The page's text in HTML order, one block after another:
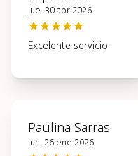
jue. 30 abr 2026
Excelente servicio
Paulina Sarras
lun. 26 ene 2026